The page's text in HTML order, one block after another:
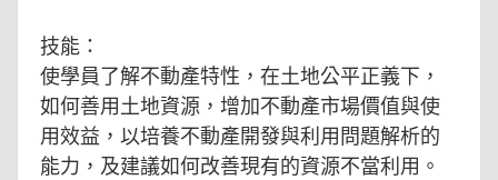
技能：
使學員了解不動產特性，在土地公平正義下，
如何善用土地資源，增加不動產市場價值與使
用效益，以培養不動產開發與利用問題解析的
能力，及建議如何改善現有的資源不當利用。